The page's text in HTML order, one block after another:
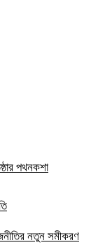
পথনকশা
নতুন সমীকরণ